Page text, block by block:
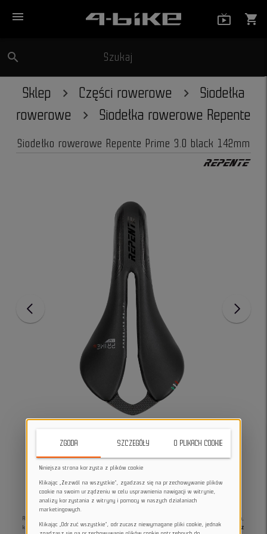
menu shopping_cart
search Szukaj
Sklep Części rowerowe
Siodełka
rowerowe
Siodełka rowerowe Repente
Siodełko rowerowe Repente Prime 3.0 black 142mm
Repente Prime 3.0 to ergonomiczne siodełko rowerowe, dostępne w wersji 142 mm,
które łączy zaawansowaną technologię i komfort.Wykonane z materiału EVA, z
ZGODA SZCZEGÓŁY O PLIKACH COOKIE
Niniejsza strona korzysta z plików cookie
Klikając „Zezwól na wszystkie”, zgadzasz się na przechowywanie plików
cookie na swoim urządzeniu w celu usprawnienia nawigacji w witrynie,
analizy korzystania z witryny i pomocy w naszych działaniach
marketingowych.
Klikając „Odrzuć wszystkie”, odrzucasz niewymagane pliki cookie, jednak